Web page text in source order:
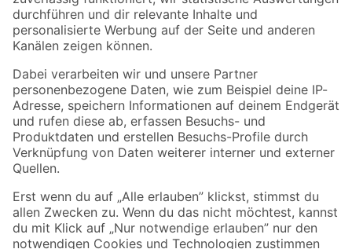
Folge uns
Zahlungsarten Versandarten
Sicher einkaufen
Jetzt die toom-App herunterladen